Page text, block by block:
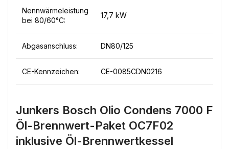
Nennwärmeleistung
bei 80/60°C:
17,7 kW
Abgasanschluss: DN80/125
CE-Kennzeichen: CE-0085CDN0216
Junkers Bosch Olio Condens 7000 F
Öl-Brennwert-Paket OC7F02
inklusive Öl-Brennwertkessel